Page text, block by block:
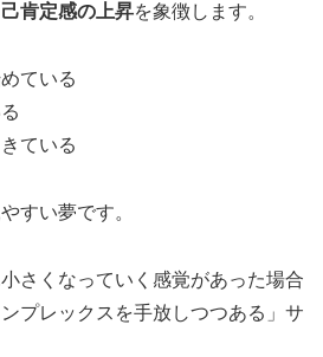
肯定感の上昇を象徴します。
ている
ている
すい夢です。
さくなっていく感覚があった場合
プレックスを手放しつつある」サ